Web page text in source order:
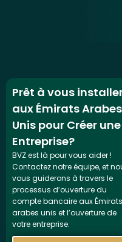
Prêt à vous
aux Émirats Arabes
Unis pour Créer une
Entreprise?
BVZ est là pour vous aider !
Contactez notre équipe, et
vous guiderons à travers le
processus d’ouverture du
compte bancaire aux Émirats
arabes unis et l’ouverture de
votre entreprise.